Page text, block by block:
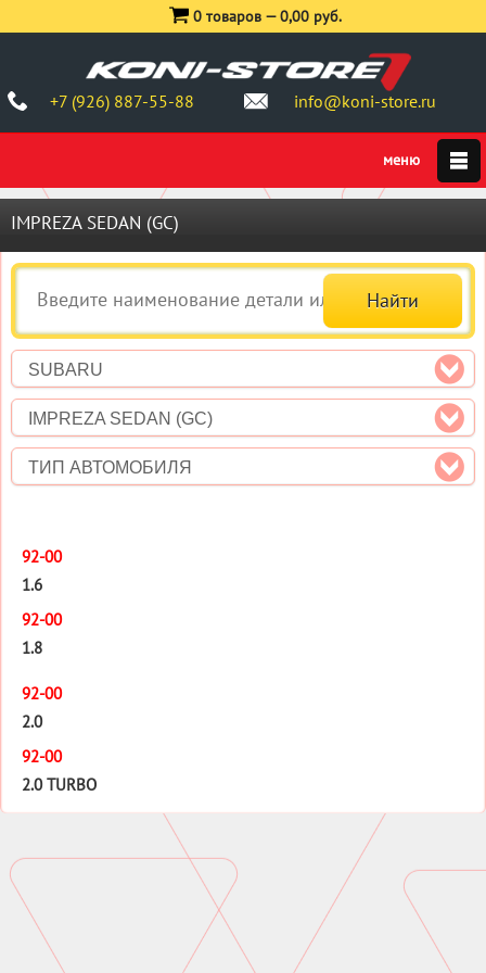
+7 (926) 887-55-88 info@koni-store.ru
0 товаров —0,00 руб.
IMPREZA SEDAN (GC)
SUBARU
IMPREZA SEDAN (GC)
ТИП АВТОМОБИЛЯ
92-00
1.6
92-00
1.8
92-00
2.0
92-00
2.0 TURBO